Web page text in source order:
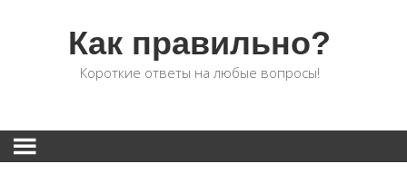
Как правильно?
Короткие ответы на любые вопросы!